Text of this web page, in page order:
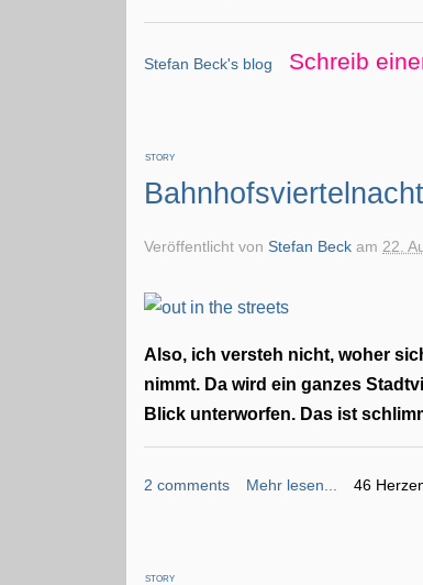
Stefan Beck's blog Schreib
STORY
Veröffentlicht vonStefan Beck am22.
Also, ich versteh nicht, woher
nimmt. Da wird ein ganzes
Blick unterworfen. Das ist
2 comments Mehr lesen... 46
STORY